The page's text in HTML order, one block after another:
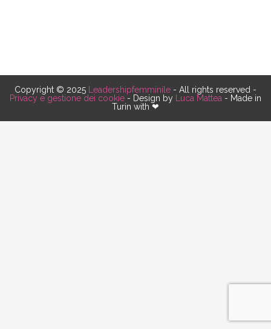
Copyright © 2025 Leadershipfemminile - All rights reserved -
Privacy e gestione dei cookie - Design by Luca Mattea - Made in
Turin with ❤